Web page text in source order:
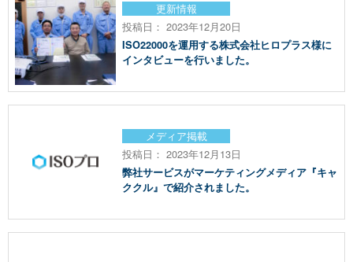
更新情報
投稿日： 2023年12月20日
ISO22000を運用する株式会社ヒロプラス様に
インタビューを行いました。
メディア掲載
投稿日： 2023年12月13日
弊社サービスがマーケティングメディア『キャ
ククル』で紹介されました。